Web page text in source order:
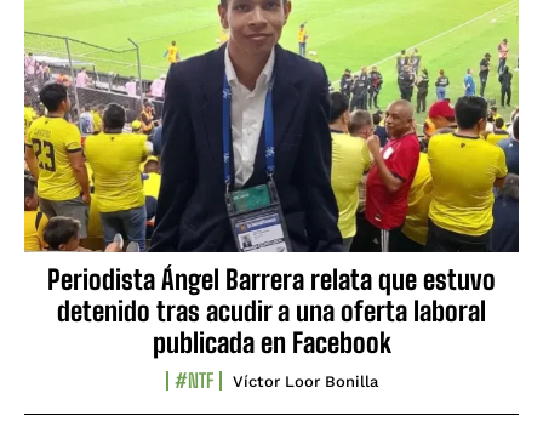
Periodista Ángel Barrera relata que estuvo
detenido tras acudir a una oferta laboral
publicada en Facebook
#NTF Víctor Loor Bonilla